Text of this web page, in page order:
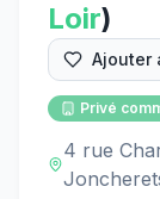
Loir)
Ajouter
Privé
4 rue